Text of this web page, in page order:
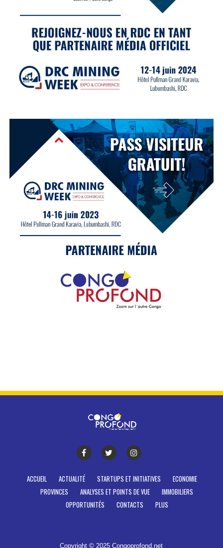
ACCUEIL ACTUALITÉ STARTUPS ET INITIATIVES
ECONOMIE
PROVINCES
ANALYSES ET POINTS DE VUE
IMMOBILIERS
OPPORTUNITÉS
CONTACTS PLUS
Copyright © 2025 Congoprofond.net